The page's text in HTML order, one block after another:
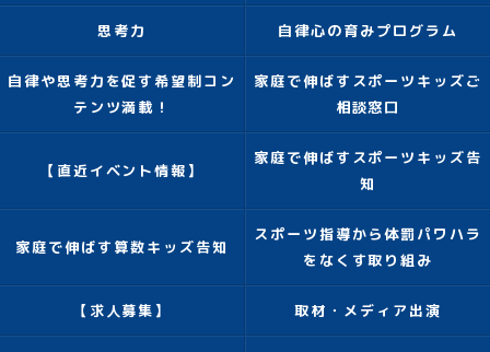
思考力 自律心の育みプログラム
自律や思考力を促す希望制コン
テンツ満載！
家庭で伸ばすスポーツキッズご
相談窓口
【直近イベント情報】
家庭で伸ばすスポーツキッズ告
知
家庭で伸ばす算数キッズ告知
スポーツ指導から体罰パワハラ
をなくす取り組み
【求人募集】 取材・メディア出演